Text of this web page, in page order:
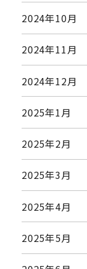
2024年10月
2024年11月
2024年12月
2025年1月
2025年2月
2025年3月
2025年4月
2025年5月